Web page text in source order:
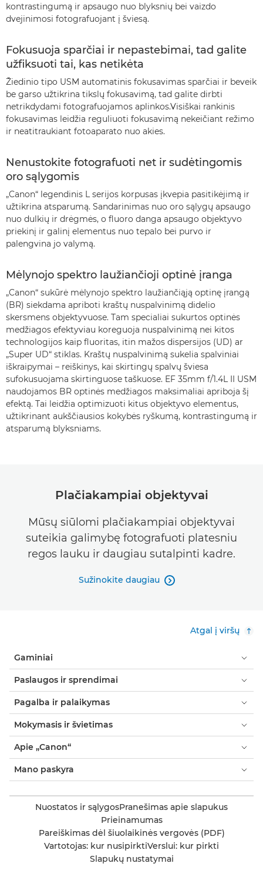
kontrastingumą ir apsaugo nuo blyksnių bei vaizdo
dvejinimosi fotografuojant į šviesą.
Fokusuoja sparčiai ir nepastebimai, tad galite
užfiksuoti tai, kas netikėta
Žiedinio tipo USM automatinis fokusavimas sparčiai ir beveik
be garso užtikrina tikslų fokusavimą, tad galite dirbti
netrikdydami fotografuojamos aplinkos.Visiškai rankinis
fokusavimas leidžia reguliuoti fokusavimą nekeičiant režimo
ir neatitraukiant fotoaparato nuo akies.
Nenustokite fotografuoti net ir sudėtingomis
oro sąlygomis
„Canon“ legendinis L serijos korpusas įkvepia pasitikėjimą ir
užtikrina atsparumą. Sandarinimas nuo oro sąlygų apsaugo
nuo dulkių ir drėgmės, o fluoro danga apsaugo objektyvo
priekinį ir galinį elementus nuo tepalo bei purvo ir
palengvina jo valymą.
Mėlynojo spektro laužiančioji optinė įranga
„Canon“ sukūrė mėlynojo spektro laužiančiąją optinę įrangą
(BR) siekdama apriboti kraštų nuspalvinimą didelio
skersmens objektyvuose. Tam specialiai sukurtos optinės
medžiagos efektyviau koreguoja nuspalvinimą nei kitos
technologijos kaip fluoritas, itin mažos dispersijos (UD) ar
„Super UD“ stiklas. Kraštų nuspalvinimą sukelia spalviniai
iškraipymai – reiškinys, kai skirtingų spalvų šviesa
sufokusuojama skirtinguose taškuose. EF 35mm f/1.4L II USM
naudojamos BR optinės medžiagos maksimaliai apriboja šį
efektą. Tai leidžia optimizuoti kitus objektyvo elementus,
užtikrinant aukščiausios kokybės ryškumą, kontrastingumą ir
atsparumą blyksniams.
Plačiakampiai objektyvai
Mūsų siūlomi plačiakampiai objektyvai
suteikia galimybę fotografuoti platesniu
regos lauku ir daugiau sutalpinti kadre.
Sužinokite daugiau 
Atgal į viršų
Gaminiai
Paslaugos ir sprendimai
Pagalba ir palaikymas
Mokymasis ir švietimas
Apie „Canon“
Mano paskyra
Nuostatos ir sąlygosPranešimas apie slapukus
Prieinamumas
Pareiškimas dėl šiuolaikinės vergovės (PDF)
Vartotojas: kur nusipirktiVerslui: kur pirkti
Slapukų nustatymai